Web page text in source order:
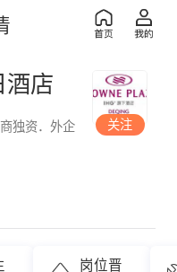
酒店
独资．外企
关注
岗位晋